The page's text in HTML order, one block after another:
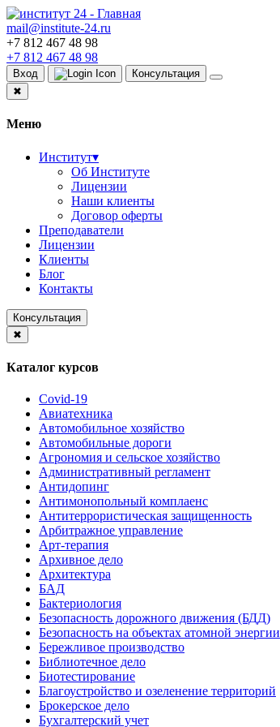
mail@institute-24.ru
+7 812 467 48 98
+7 812 467 48 98
Вход
Консультация
✖
Меню
Институт▾
Об Институте
Лицензии
Наши клиенты
Договор оферты
Преподаватели
Лицензии
Клиенты
Блог
Контакты
Консультация
✖
Каталог курсов
Covid-19
Авиатехника
Автомобильное хозяйство
Автомобильные дороги
Агрономия и сельское хозяйство
Административный регламент
Антидопинг
Антимонопольный комплаенс
Антитеррористическая защищенность
Арбитражное управление
Арт-терапия
Архивное дело
Архитектура
БАД
Бактериология
Безопасность дорожного движения (БДД)
Безопасность на объектах атомной энергии
Бережливое производство
Библиотечное дело
Биотестирование
Благоустройство и озеленение территорий
Брокерское дело
Бухгалтерский учет